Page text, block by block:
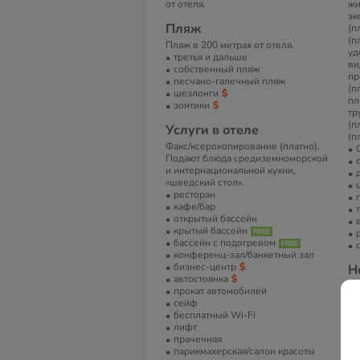
от отеля.
Пляж
Пляж в 200 метрах от отеля.
третья и дальше
собственный пляж
песчано-галечный пляж
шезлонги
зонтики
Услуги в отеле
Факс/ксерокопирование (платно).
Подают блюда средиземноморской
и интернациональной кухни,
«шведский стол».
ресторан
кафе/бар
открытый бассейн
крытый бассейн
бассейн с подогревом
конференц-зал/банкетный зал
бизнес-центр
автостоянка
прокат автомобилей
сейф
бесплатный Wi-Fi
лифт
прачечная
парикмахерская/салон красоты